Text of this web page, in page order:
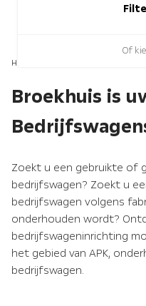
Of
Home
Broekhuis is
Zoekt u een gebruikte of
bedrijfswagen? Zoekt u
bedrijfswagen volgens
onderhouden wordt?
bedrijfswageninrichting
het gebied van APK,
bedrijfswagen.